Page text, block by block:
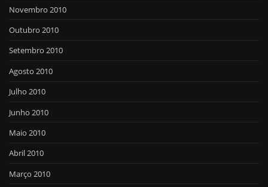
Novembro 2010
Outubro 2010
Setembro 2010
Agosto 2010
Julho 2010
Junho 2010
Maio 2010
Abril 2010
Março 2010